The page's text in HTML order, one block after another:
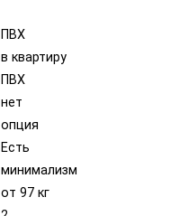
ПВХ
в квартиру
ПВХ
нет
опция
Есть
минимализм
от 97 кг